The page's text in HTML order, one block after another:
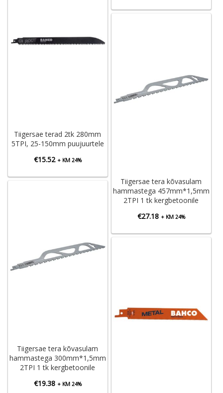
Tiigersae terad 2tk 280mm
5TPI, 25-150mm puujuurtele
€15.52 + KM 24%
Tiigersae tera kõvasulam
hammastega 457mm*1,5mm
2TPI 1 tk kergbetoonile
€27.18 + KM 24%
Tiigersae tera kõvasulam
hammastega 300mm*1,5mm
2TPI 1 tk kergbetoonile
€19.38 + KM 24%